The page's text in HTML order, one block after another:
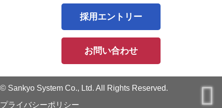
採用エントリー
お問い合わせ
© Sankyo System Co., Ltd. All Rights Reserved.
プライバシーポリシー